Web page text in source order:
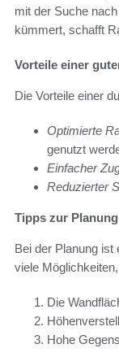
mit der Suche
kümmert, schafft
Vorteile einer
Die Vorteile einer
Optimierte
genutzt
Einfacher
Reduzierter
Tipps zur
Bei der Planung
viele
Die
Hohe